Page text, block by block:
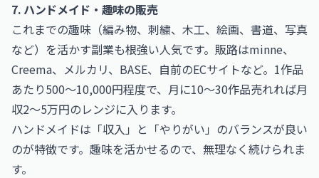
7. ハンドメイド・趣味の販売
これまでの趣味（編み物、刺繍、木工、絵画、書道、写真
など）を活かす副業も根強い人気です。販路はminne、
Creema、メルカリ、BASE、自前のECサイトなど。1作品
あたり500〜10,000円程度で、月に10〜30作品売れれば月
収2〜5万円のレンジに入ります。
ハンドメイドは「収入」と「やりがい」のバランスが良い
のが特徴です。趣味を活かせるので、無理なく続けられま
す。